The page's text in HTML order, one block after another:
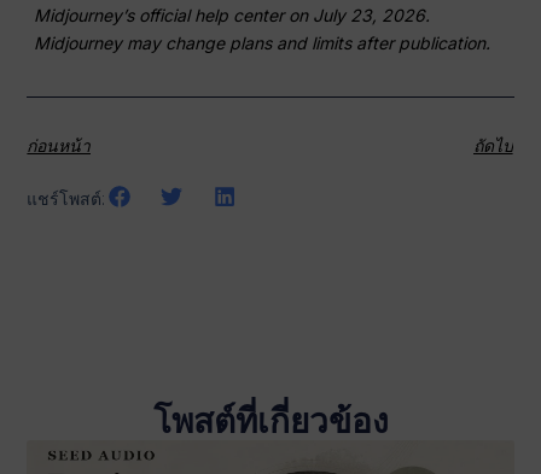
Midjourney’s official help center on July 23, 2026.
Midjourney may change plans and limits after publication.
ก่อนหน้า ถัดไป
แชร์โพสต์:
โพสต์ที่เกี่ยวข้อง